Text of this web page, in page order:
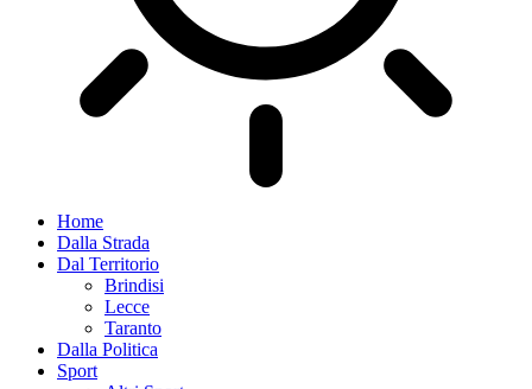
Home
Dalla Strada
Dal Territorio
Brindisi
Lecce
Taranto
Dalla Politica
Sport